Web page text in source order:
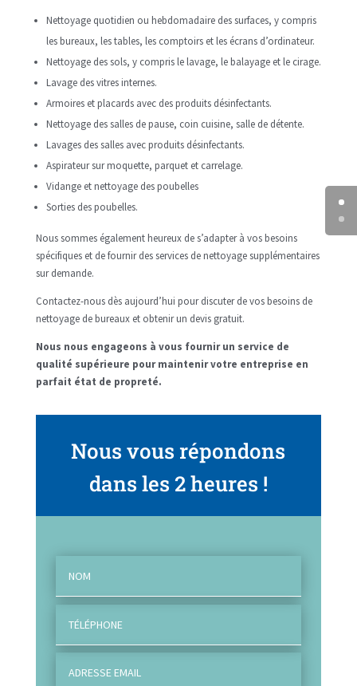
Nettoyage quotidien ou hebdomadaire des surfaces, y compris
les bureaux, les tables, les comptoirs et les écrans d’ordinateur.
Nettoyage des sols, y compris le lavage, le balayage et le cirage.
Lavage des vitres internes.
Armoires et placards avec des produits désinfectants.
Nettoyage des salles de pause, coin cuisine, salle de détente.
Lavages des salles avec produits désinfectants.
Aspirateur sur moquette, parquet et carrelage.
Vidange et nettoyage des poubelles
Sorties des poubelles.
Nous sommes également heureux de s’adapter à vos besoins
spécifiques et de fournir des services de nettoyage supplémentaires
sur demande.
Contactez-nous dès aujourd’hui pour discuter de vos besoins de
nettoyage de bureaux et obtenir un devis gratuit.
Nous nous engageons à vous fournir un service de
qualité supérieure pour maintenir votre entreprise en
parfait état de propreté.
Nous vous répondons
dans les 2 heures !